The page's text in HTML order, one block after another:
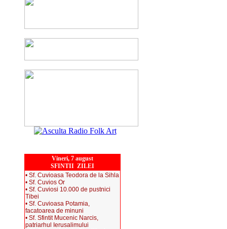
Vineri, 7 august
SFINTII ZILEI
• Sf. Cuvioasa Teodora de la Sihla
• Sf. Cuvios Or
• Sf. Cuviosi 10.000 de pustnici
Tibei
• Sf. Cuvioasa Potamia,
facatoarea de minuni
• Sf. Sfintit Mucenic Narcis,
patriarhul Ierusalimului